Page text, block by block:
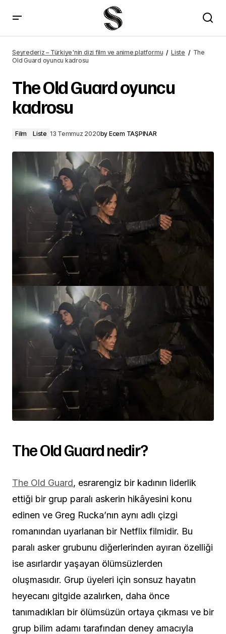
Seyrederiz – Türkiye'nin dizi film ve anime platformu Liste
The
Old Guard oyuncu kadrosu
The Old Guard oyuncu
kadrosu
Film Liste 13 Temmuz 2020by Ecem TAŞPINAR
The Old Guard nedir?
The Old Guard, esrarengiz bir kadının liderlik
ettiği bir grup paralı askerin hikâyesini konu
edinen ve Greg Rucka’nın aynı adlı çizgi
romanından uyarlanan bir Netflix filmidir. Bu
paralı asker grubunu diğerlerinden ayıran özelliği
ise asırlardır yaşayan ölümsüzlerden
oluşmasıdır. Grup üyeleri için sonsuz hayatın
heyecanı gitgide azalırken, daha önce
tanımadıkları bir ölümsüzün ortaya çıkması ve bir
grup bilim adamı tarafından deney amacıyla